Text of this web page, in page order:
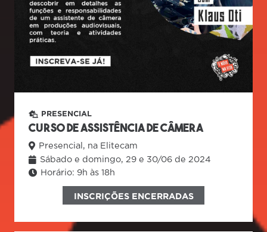
PRESENCIAL
CURSO DE ASSISTÊNCIA DE CÂMERA
Presencial, na Elitecam
Sábado e domingo, 29 e 30/06 de 2024
Horário: 9h às 18h
INSCRIÇÕES ENCERRADAS